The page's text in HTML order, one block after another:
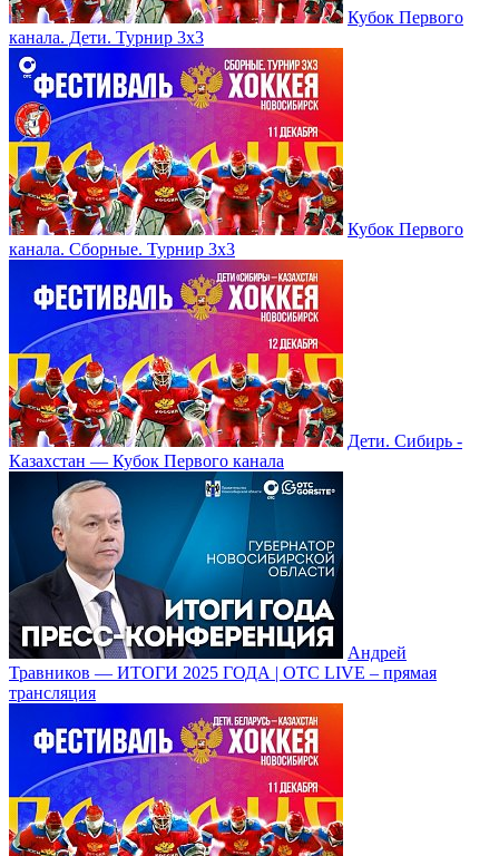
Кубок Первого
канала. Дети. Турнир 3х3
Кубок Первого
канала. Сборные. Турнир 3х3
Дети. Сибирь -
Казахстан — Кубок Первого канала
Андрей
Травников — ИТОГИ 2025 ГОДА | ОТС LIVE – прямая
трансляция